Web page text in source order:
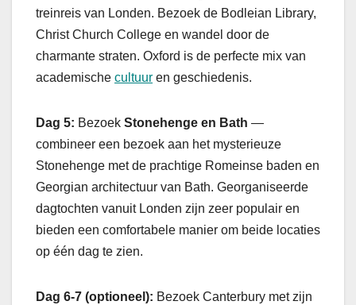
treinreis van Londen. Bezoek de Bodleian Library,
Christ Church College en wandel door de
charmante straten. Oxford is de perfecte mix van
academische cultuur en geschiedenis.
Dag 5: Bezoek Stonehenge en Bath —
combineer een bezoek aan het mysterieuze
Stonehenge met de prachtige Romeinse baden en
Georgian architectuur van Bath. Georganiseerde
dagtochten vanuit Londen zijn zeer populair en
bieden een comfortabele manier om beide locaties
op één dag te zien.
Dag 6-7 (optioneel): Bezoek Canterbury met zijn